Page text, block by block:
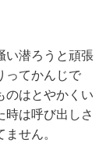
い潜ろうと頑張
ってかんじで
のはとやかくい
時は呼び出しさ
せん。